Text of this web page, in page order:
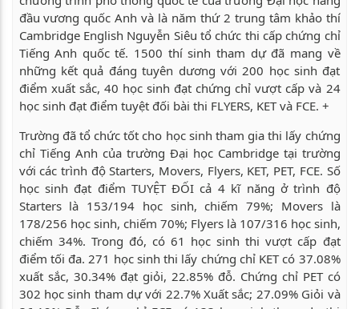
đầu vương quốc Anh và là năm thứ 2 trung tâm khảo thí
Cambridge English Nguyễn Siêu tổ chức thi cấp chứng chỉ
Tiếng Anh quốc tế. 1500 thí sinh tham dự đã mang về
những kết quả đáng tuyên dương với 200 học sinh đạt
điểm xuất sắc, 40 học sinh đạt chứng chỉ vượt cấp và 24
học sinh đạt điểm tuyệt đối bài thi FLYERS, KET và FCE. +
Trường đã tổ chức tốt cho học sinh tham gia thi lấy chứng
chỉ Tiếng Anh của trường Đại học Cambridge tại trường
với các trình độ Starters, Movers, Flyers, KET, PET, FCE. Số
học sinh đạt điểm TUYỆT ĐỐI cả 4 kĩ năng ở trình độ
Starters là 153/194 học sinh, chiếm 79%; Movers là
178/256 học sinh, chiếm 70%; Flyers là 107/316 học sinh,
chiếm 34%. Trong đó, có 61 học sinh thi vượt cấp đạt
điểm tối đa. 271 học sinh thi lấy chứng chỉ KET có 37.08%
xuất sắc, 30.34% đạt giỏi, 22.85% đỗ. Chứng chỉ PET có
302 học sinh tham dự với 22.7% Xuất sắc; 27.09% Giỏi và